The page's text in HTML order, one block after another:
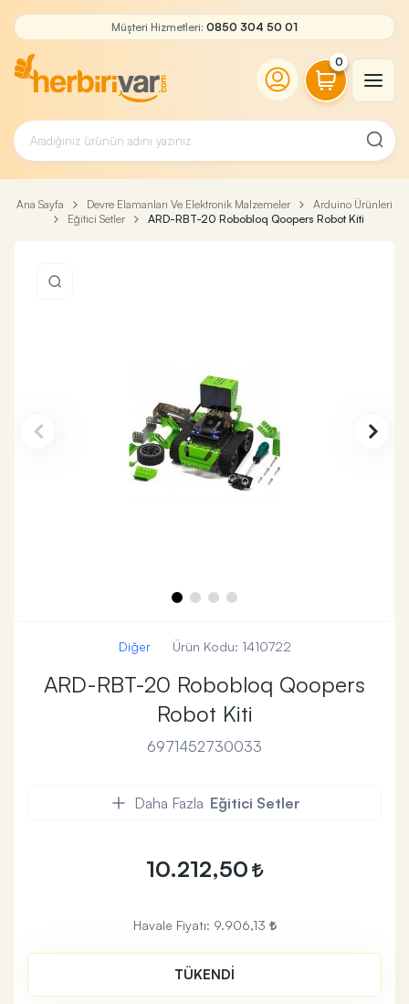
Müşteri Hizmetleri: 0850 304 50 01
0
Ana Sayfa Devre Elamanları Ve Elektronik Malzemeler
Arduino Ürünleri
Eğitici Setler
ARD-RBT-20 Robobloq Qoopers Robot Kiti
Diğer Ürün Kodu: 1410722
ARD-RBT-20 Robobloq Qoopers
Robot Kiti
6971452730033
Daha Fazla Eğitici Setler
10.212,50
Havale Fiyatı: 9.906,13
TÜKENDİ